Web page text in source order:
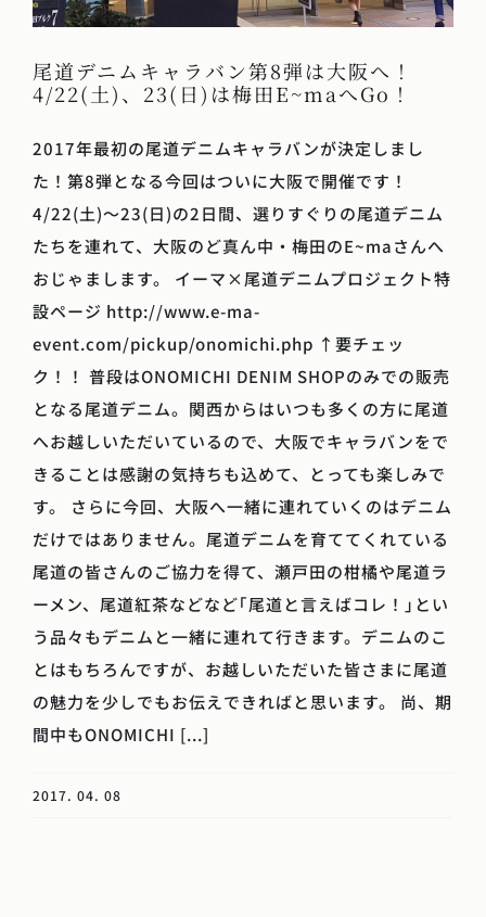
尾道デニムキャラバン第8弾は大阪へ！
4/22(土)、23(日)は梅田E~maへGo！
2017年最初の尾道デニムキャラバンが決定しまし
た！第8弾となる今回はついに大阪で開催です！
4/22(土)～23(日)の2日間、選りすぐりの尾道デニム
たちを連れて、大阪のど真ん中・梅田のE~maさんへ
おじゃまします。 イーマ×尾道デニムプロジェクト特
設ページ http://www.e-ma-
event.com/pickup/onomichi.php ↑要チェッ
ク！！ 普段はONOMICHI DENIM SHOPのみでの販売
となる尾道デニム。関西からはいつも多くの方に尾道
へお越しいただいているので、大阪でキャラバンをで
きることは感謝の気持ちも込めて、とっても楽しみで
す。 さらに今回、大阪へ一緒に連れていくのはデニム
だけではありません。尾道デニムを育ててくれている
尾道の皆さんのご協力を得て、瀬戸田の柑橘や尾道ラ
ーメン、尾道紅茶などなど｢尾道と言えばコレ！｣とい
う品々もデニムと一緒に連れて行きます。デニムのこ
とはもちろんですが、お越しいただいた皆さまに尾道
の魅力を少しでもお伝えできればと思います。 尚、期
間中もONOMICHI [...]
2017. 04. 08